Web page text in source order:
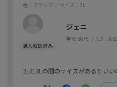
色：ブラック ／サイズ：3L
ジェニ
年代:60代 性別:女性
2Lと3Lの間のサイズがあるといい